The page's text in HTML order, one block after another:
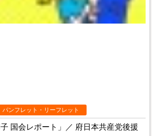
パンフレット・リーフレット
国会レポート」／ 府日本共産党後援